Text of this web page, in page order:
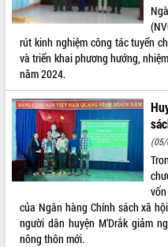
rút kinh nghiệm công tác tuyển
và triển khai phương hướng,
năm 2024.
của Ngân hàng Chính sách xã
người dân huyện M’Drắk giảm
nông thôn mới.